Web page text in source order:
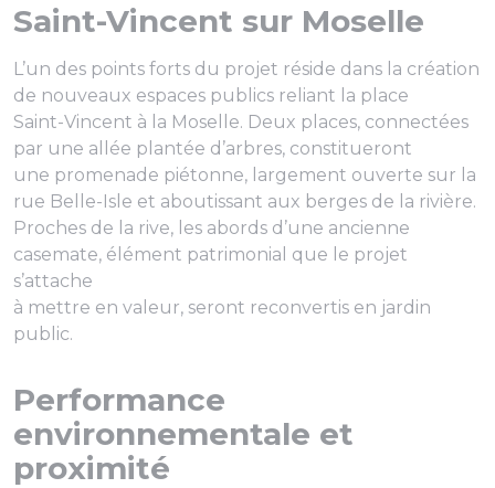
Saint-Vincent sur Moselle
L’un des points forts du projet réside dans la création
de nouveaux espaces publics reliant la place
Saint-Vincent à la Moselle. Deux places, connectées
par une allée plantée d’arbres, constitueront
une promenade piétonne, largement ouverte sur la
rue Belle-Isle et aboutissant aux berges de la rivière.
Proches de la rive, les abords d’une ancienne
casemate, élément patrimonial que le projet
s’attache
à mettre en valeur, seront reconvertis en jardin
public.
Performance
environnementale et
proximité